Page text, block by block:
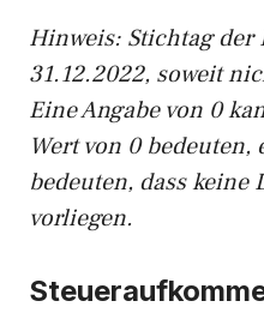
Hinweis: Stichtag der
31.12.2022, soweit
Eine Angabe von 0
Wert von 0 bedeuten,
bedeuten, dass keine
vorliegen.